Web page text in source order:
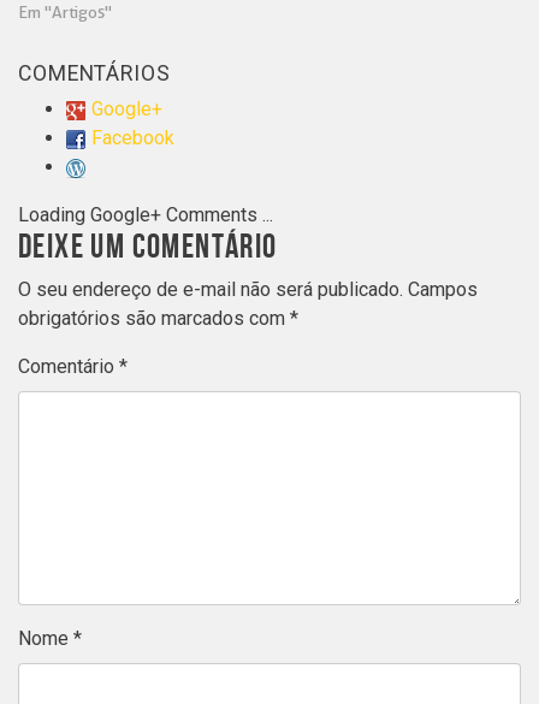
Em "Artigos"
COMENTÁRIOS
Google+
Facebook
Loading Google+ Comments ...
DEIXE UM COMENTÁRIO
O seu endereço de e-mail não será publicado. Campos
obrigatórios são marcados com *
Comentário *
Nome *